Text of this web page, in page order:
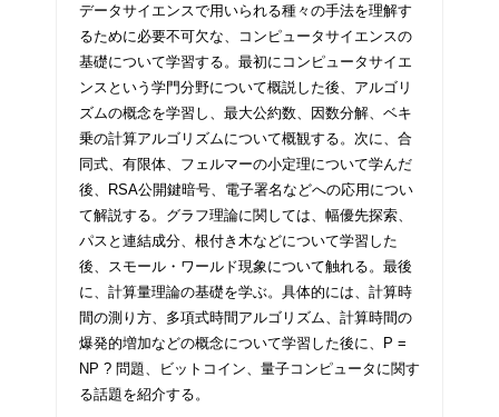
データサイエンスで用いられる種々の手法を理解す
るために必要不可欠な、コンピュータサイエンスの
基礎について学習する。最初にコンピュータサイエ
ンスという学門分野について概説した後、アルゴリ
ズムの概念を学習し、最大公約数、因数分解、ベキ
乗の計算アルゴリズムについて概観する。次に、合
同式、有限体、フェルマーの小定理について学んだ
後、RSA公開鍵暗号、電子署名などへの応用につい
て解説する。グラフ理論に関しては、幅優先探索、
パスと連結成分、根付き木などについて学習した
後、スモール・ワールド現象について触れる。最後
に、計算量理論の基礎を学ぶ。具体的には、計算時
間の測り方、多項式時間アルゴリズム、計算時間の
爆発的増加などの概念について学習した後に、P =
NP ? 問題、ビットコイン、量子コンピュータに関す
る話題を紹介する。